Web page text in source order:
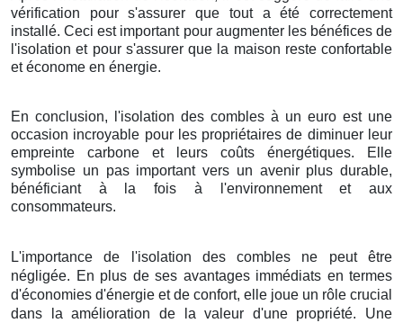
vérification pour s'assurer que tout a été correctement
installé. Ceci est important pour augmenter les bénéfices de
l'isolation et pour s'assurer que la maison reste confortable
et économe en énergie.
En conclusion, l'isolation des combles à un euro est une
occasion incroyable pour les propriétaires de diminuer leur
empreinte carbone et leurs coûts énergétiques. Elle
symbolise un pas important vers un avenir plus durable,
bénéficiant à la fois à l'environnement et aux
consommateurs.
L'importance de l'isolation des combles ne peut être
négligée. En plus de ses avantages immédiats en termes
d'économies d'énergie et de confort, elle joue un rôle crucial
dans la amélioration de la valeur d'une propriété. Une